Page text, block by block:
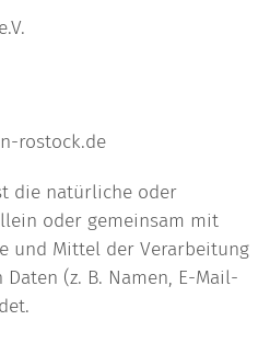
rostock.de
die natürliche oder
oder gemeinsam mit
und Mittel der Verarbeitung
(z. B. Namen, E-Mail-